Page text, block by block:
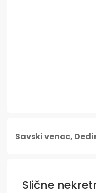
Savski venac,
Slične